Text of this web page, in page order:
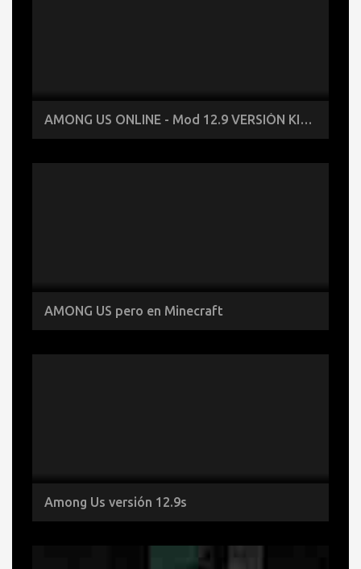
AMONG US ONLINE - Mod 12.9 VERSIÓN KIRBY de Among Us
AMONG US pero en Minecraft
Among Us versión 12.9s